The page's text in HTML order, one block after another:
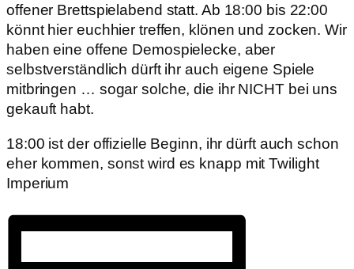
offener Brettspielabend statt. Ab 18:00 bis 22:00
könnt hier euchhier treffen, klönen und zocken. Wir
haben eine offene Demospielecke, aber
selbstverständlich dürft ihr auch eigene Spiele
mitbringen … sogar solche, die ihr NICHT bei uns
gekauft habt.
18:00 ist der offizielle Beginn, ihr dürft auch schon
eher kommen, sonst wird es knapp mit Twilight
Imperium